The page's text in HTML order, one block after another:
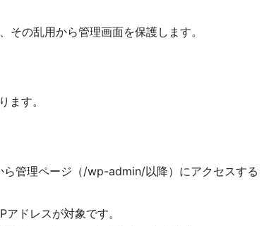
の乱用から管理画面を保護します。
ます。
管理ページ（/wp-admin/以降）にアクセスする
ドレスが対象です。